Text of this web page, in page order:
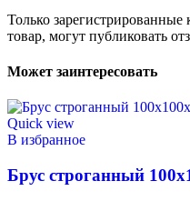
Только
товар, могут публиковать
Может заинтересовать
Quick view
В избранное
Брус строганный